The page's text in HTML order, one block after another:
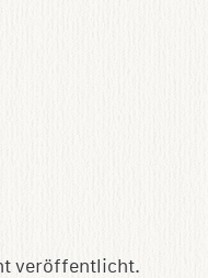
veröffentlicht.